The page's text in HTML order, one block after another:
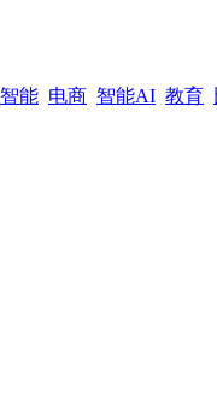
智能 电商 智能AI 教育